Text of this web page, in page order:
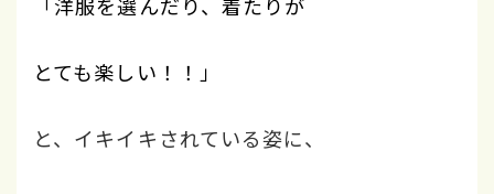
とても楽しい！！」
と、イキイキされている姿に、